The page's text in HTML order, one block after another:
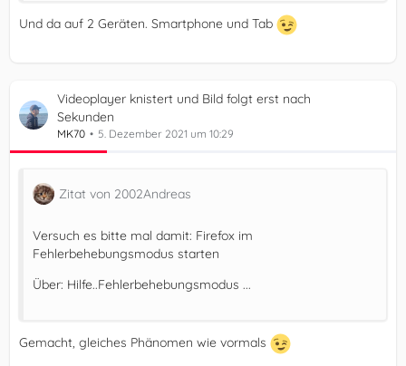
Und da auf 2 Geräten. Smartphone und Tab
Videoplayer knistert und Bild folgt erst nach
Sekunden
MK70 5. Dezember 2021 um 10:29
Zitat von 2002Andreas
Versuch es bitte mal damit: Firefox im
Fehlerbehebungsmodus starten
Über: Hilfe..Fehlerbehebungsmodus ...
Gemacht, gleiches Phänomen wie vormals